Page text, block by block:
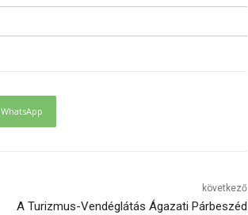
WhatsApp
következő
A Turizmus-Vendéglátás Ágazati Párbeszéd